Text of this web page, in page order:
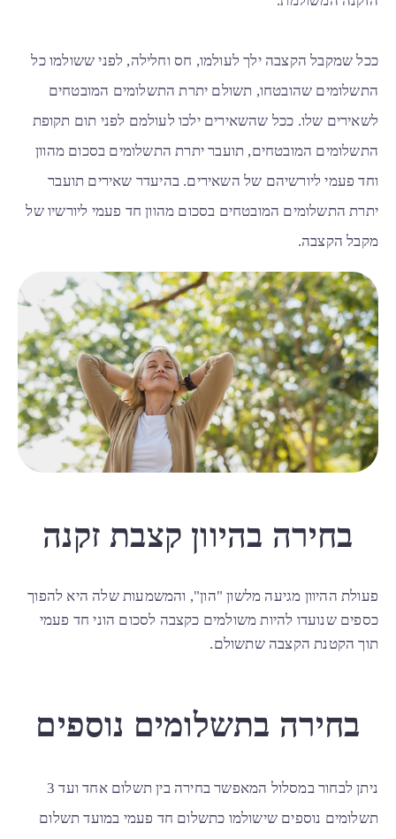
ככל שמקבל הקצבה ילך לעולמו, חס וחלילה, לפני ששולמו כל
התשלומים שהובטחו, תשולם יתרת התשלומים המובטחים
לשאירים שלו. ככל שהשאירים ילכו לעולמם לפני תום תקופת
התשלומים המובטחים, תועבר יתרת התשלומים בסכום מהוון
וחד פעמי ליורשיהם של השאירים. בהיעדר שאירים תועבר
יתרת התשלומים המובטחים בסכום מהוון חד פעמי ליורשיו של
מקבל הקצבה.
בחירה בהיוון קצבת זקנה
פעולת ההיוון מגיעה מלשון "הון", והמשמעות שלה היא להפוך
כספים שנועדו להיות משולמים כקצבה לסכום הוני חד פעמי
תוך הקטנת הקצבה שתשולם.
בחירה בתשלומים נוספים
ניתן לבחור במסלול המאפשר בחירה בין תשלום אחד ועד 3
תשלומים נוספים שישולמו כתשלום חד פעמי במועד תשלום